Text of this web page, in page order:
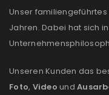
Unser
Jahren. Dabei hat sich
Unseren Kunden das
Foto, Video und